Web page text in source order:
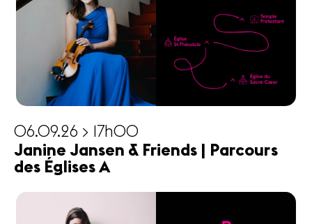
06.09.26 > 17h00
Janine Jansen & Friends | Parcours
des Églises A